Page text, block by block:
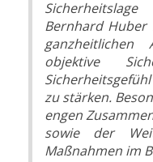
Bernhard Huber
objektive
zu stärken.
engen
sowie der
Maßnahmen im